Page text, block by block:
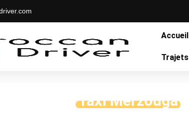
Accueil
Trajets
Taxi Merzouga